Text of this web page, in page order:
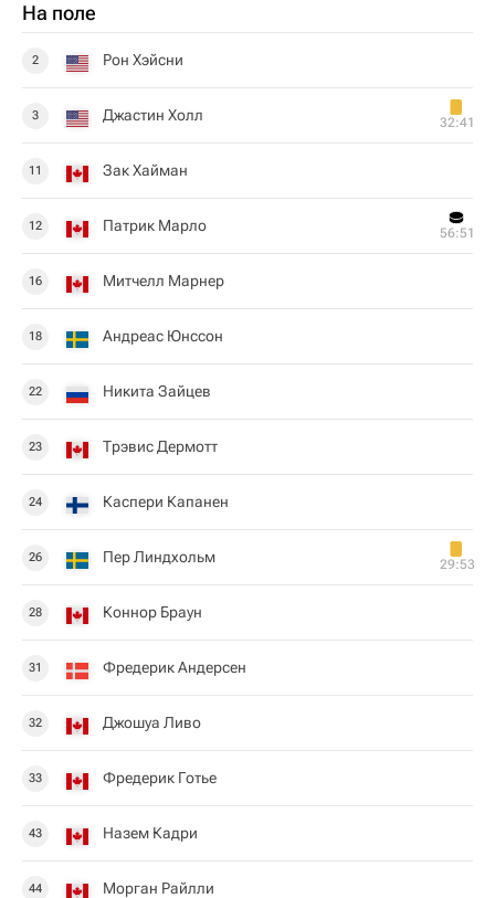
На поле
2 Рон Хэйсни
3 Джастин Холл 32:41
11 Зак Хайман
12 Патрик Марло 56:51
16 Митчелл Марнер
18 Андреас Юнссон
22 Никита Зайцев
23 Трэвис Дермотт
24 Каспери Капанен
26 Пер Линдхольм 29:53
28 Коннор Браун
31 Фредерик Андерсен
32 Джошуа Ливо
33 Фредерик Готье
43 Назем Кадри
44 Морган Райлли